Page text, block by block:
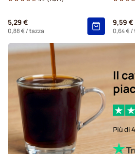
Kaffekapslen capsule caffè per Dolce
Starbucks® capsule caffè grande per
5,29 €
0,88 €/ tazza
9,59 €
0,64 €/